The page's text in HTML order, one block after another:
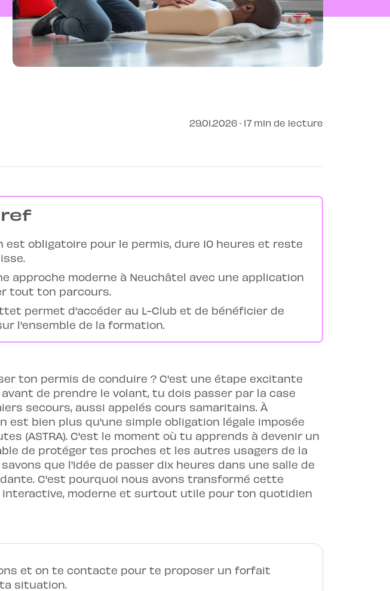
29.01.2026 · 17 min de lecture
est obligatoire pour le permis, dure 10 heures et reste
approche moderne à Neuchâtel avec une application
tout ton parcours.
permet d'accéder au L-Club et de bénéficier de
l'ensemble de la formation.
ton permis de conduire ? C'est une étape excitante
de prendre le volant, tu dois passer par la case
secours, aussi appelés cours samaritains. À
est bien plus qu'une simple obligation légale imposée
(ASTRA). C'est le moment où tu apprends à devenir un
de protéger tes proches et les autres usagers de la
que l'idée de passer dix heures dans une salle de
C'est pourquoi nous avons transformé cette
interactive, moderne et surtout utile pour ton quotidien
et on te contacte pour te proposer un forfait
situation.